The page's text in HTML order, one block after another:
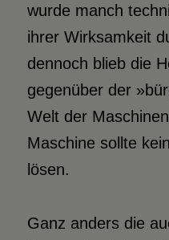
wurde manch
ihrer Wirksamkeit
dennoch blieb die
gegenüber der
Welt der
Maschine sollte
lösen.
Ganz anders die